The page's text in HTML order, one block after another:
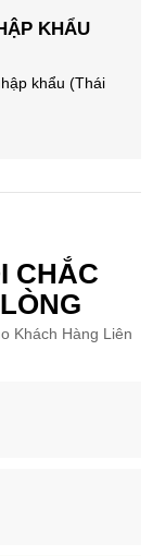
KHẨU
khẩu (Thái
CHẮC
Khách Hàng Liên